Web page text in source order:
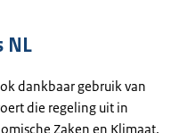
NL
dankbaar gebruik van
die regeling uit in
Zaken en Klimaat.